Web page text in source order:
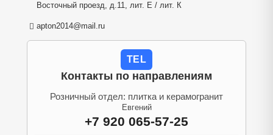
Восточный проезд, д.11, лит. Е / лит. К
apton2014@mail.ru
TEL
Контакты по направлениям
Розничный отдел: плитка и керамогранит
Евгений
+7 920 065-57-25